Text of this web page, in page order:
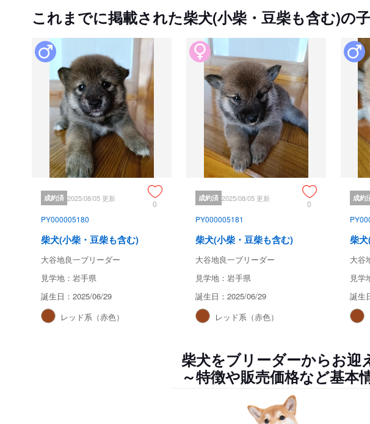
これまでに掲載された柴犬(小柴・豆柴も含む)の
成約済 2025/08/05 更新
0
PY000005180
柴犬(小柴・豆柴も含む)
大谷地良一ブリーダー
見学地：岩手県
誕生日：2025/06/29
レッド系（赤色）
成約済 2025/08/05 更新
0
PY000005181
柴犬(小柴・豆柴も含む)
大谷地良一ブリーダー
見学地：岩手県
誕生日：2025/06/29
レッド系（赤色）
成約
柴
大谷
見学
誕生
柴犬をブリーダーからお迎
～特徴や販売価格など基本